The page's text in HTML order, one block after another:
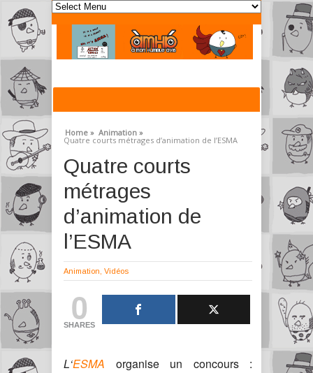
Home » Animation »
Quatre courts métrages d’animation de l’ESMA
Quatre courts
métrages
d’animation de
l’ESMA
Animation Vidéos
0
SHARES
L‘ESMA organise un concours :